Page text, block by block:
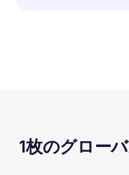
1枚のグロー